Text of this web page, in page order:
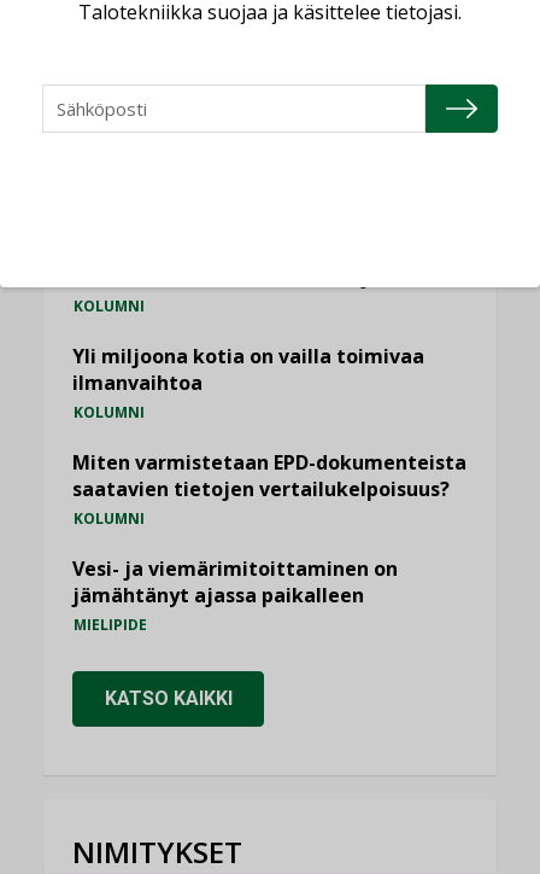
NÄKÖKULMIA
KOLUMNI
Yli miljoona kotia on vailla toimivaa
ilmanvaihtoa
KOLUMNI
Miten varmistetaan EPD-dokumenteista
saatavien tietojen vertailukelpoisuus?
KOLUMNI
Vesi- ja viemärimitoittaminen on
jämähtänyt ajassa paikalleen
MIELIPIDE
KATSO KAIKKI
NIMITYKSET
Talotekniikka suojaa ja käsittelee tietojasi.